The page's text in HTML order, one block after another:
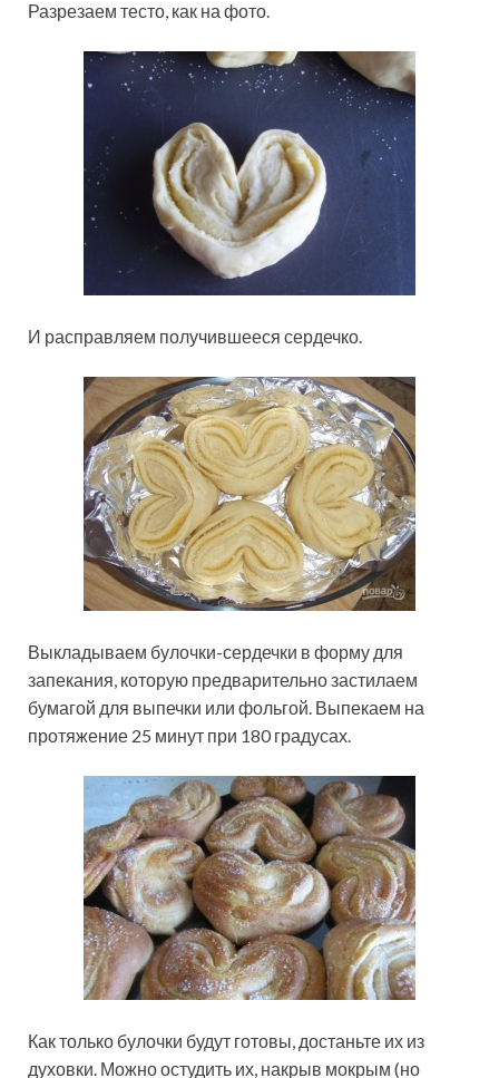
Разрезаем тесто, как на фото.
И расправляем получившееся сердечко.
Выкладываем булочки-сердечки в форму для
запекания, которую предварительно застилаем
бумагой для выпечки или фольгой. Выпекаем на
протяжение 25 минут при 180 градусах.
Как только булочки будут готовы, достаньте их из
духовки. Можно остудить их, накрыв мокрым (но